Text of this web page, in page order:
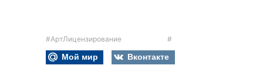
#АртЛицензирование #
Мой мир
Вконтакте